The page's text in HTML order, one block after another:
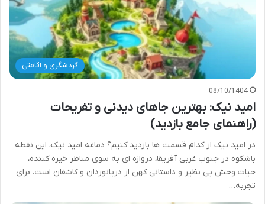
گردشگری و اقامتی
08/10/1404
امید نیک: بهترین جاهای دیدنی و تفریحات
(راهنمای جامع بازدید)
در امید نیک از کدام قسمت ها بازدید کنیم؟ دماغه امید نیک، این نقطه
باشکوه در جنوب غربی آفریقا، دروازه ای به سوی مناظر خیره کننده،
حیات وحش بی نظیر و داستانی کهن از دریانوردان و کاشفان است. برای
تجربه…